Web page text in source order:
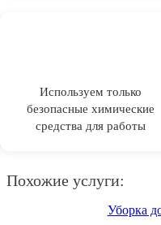
Используем только
безопасные химические
средства для работы
Похожие услуги:
Уборка